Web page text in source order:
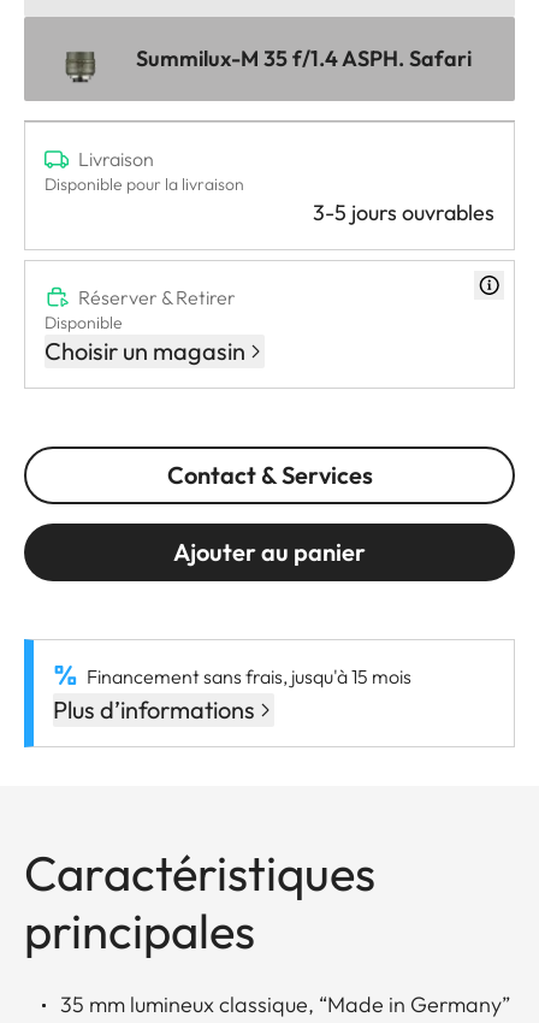
Summilux-M 35 f/1.4 ASPH. Safari
Livraison
Disponible pour la livraison
3-5 jours ouvrables
Réserver & Retirer
Disponible
Choisir un magasin
Contact & Services
Ajouter au panier
Financement sans frais, jusqu'à 15 mois
Plus d’informations
Caractéristiques
principales
35 mm lumineux classique, “Made in Germany”